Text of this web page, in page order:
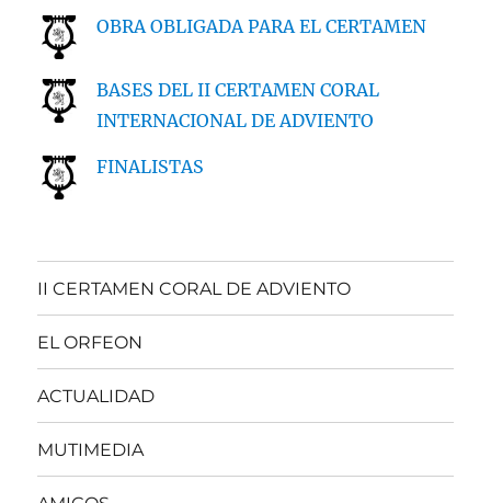
OBRA OBLIGADA PARA EL CERTAMEN
BASES DEL II CERTAMEN CORAL
INTERNACIONAL DE ADVIENTO
FINALISTAS
II CERTAMEN CORAL DE ADVIENTO
EL ORFEON
ACTUALIDAD
MUTIMEDIA